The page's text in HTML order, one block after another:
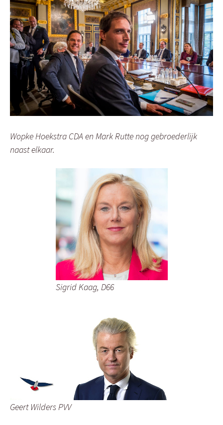
Wopke Hoekstra CDA en Mark Rutte nog gebroederlijk
naast elkaar.
Sigrid Kaag, D66
Geert Wilders PVV